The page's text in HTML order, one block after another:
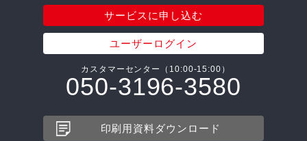
サービスに申し込む
ユーザーログイン
カスタマーセンター（10:00-15:00）
050-3196-3580
印刷用資料ダウンロード